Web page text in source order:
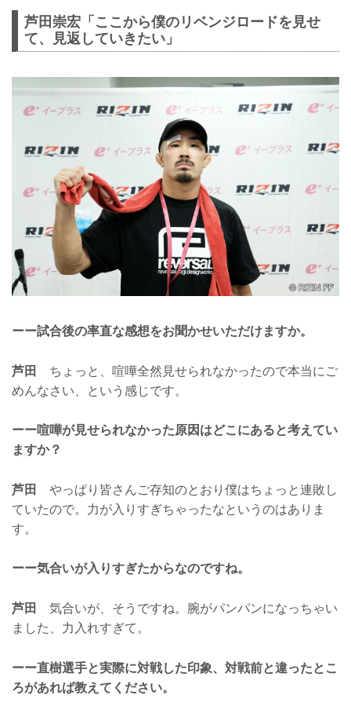
芦田崇宏「ここから僕のリベンジロードを見せ
て、見返していきたい」
ーー試合後の率直な感想をお聞かせいただけますか。
芦田
ちょっと、喧嘩全然見せられなかったので本当にご
めんなさい、という感じです。
ーー喧嘩が見せられなかった原因はどこにあると考えてい
ますか？
芦田
やっぱり皆さんご存知のとおり僕はちょっと連敗し
ていたので。力が入りすぎちゃったなというのはありま
す。
ーー気合いが入りすぎたからなのですね。
芦田
気合いが、そうですね。腕がパンパンになっちゃい
ました、力入れすぎて。
ーー直樹選手と実際に対戦した印象、対戦前と違ったとこ
ろがあれば教えてください。